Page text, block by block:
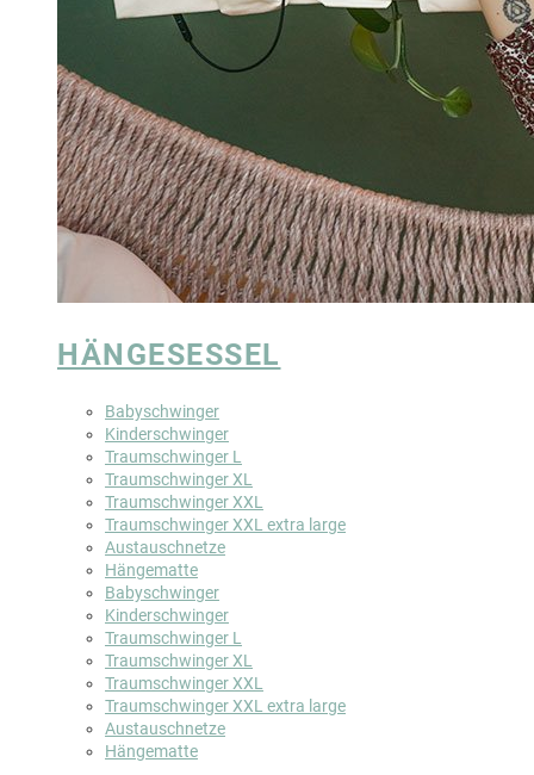
HÄNGESESSEL
Babyschwinger
Kinderschwinger
Traumschwinger L
Traumschwinger XL
Traumschwinger XXL
Traumschwinger XXL extra large
Austauschnetze
Hängematte
Babyschwinger
Kinderschwinger
Traumschwinger L
Traumschwinger XL
Traumschwinger XXL
Traumschwinger XXL extra large
Austauschnetze
Hängematte